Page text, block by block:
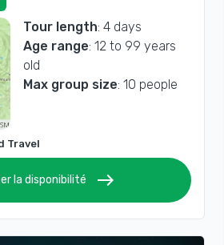
Tour length: 4 days
Age range: 12 to 99 years
old
Max group size: 10 people
Travel
la disponibilité east